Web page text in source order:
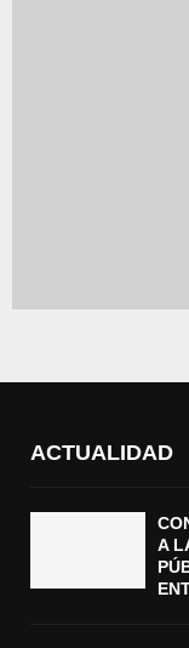
ACTUALIDAD
A